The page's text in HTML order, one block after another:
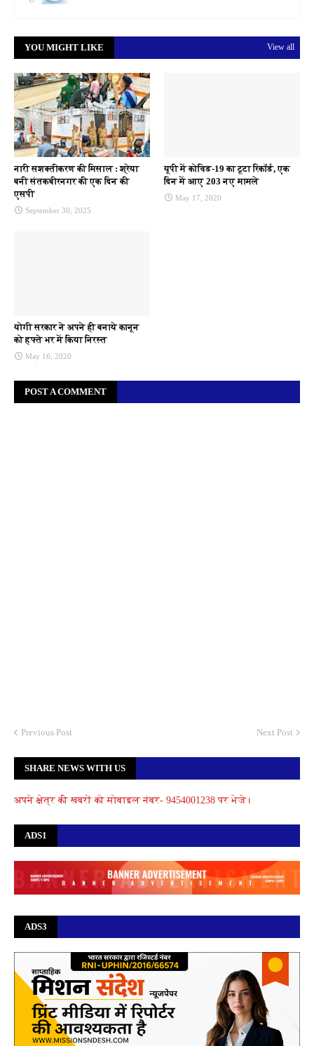
YOU MIGHT LIKE View all
नारी सशक्तीकरण की मिसाल : श्रेया
बनी संतकबीरनगर की एक दिन की
एसपी
September 30, 2025
यूपी में कोविड-19 का टूटा रिकॉर्ड, एक
दिन में आए 203 नए मामले
May 17, 2020
योगी सरकार ने अपने ही बनाये कानून
को हफ्ते भर में किया निरस्त
May 16, 2020
POST A COMMENT
Previous Post Next Post
SHARE NEWS WITH US
अपने क्षेत्र की खबरों को मोबाइल नंबर- 9454001238 पर भेजे।
ADS1
ADS3